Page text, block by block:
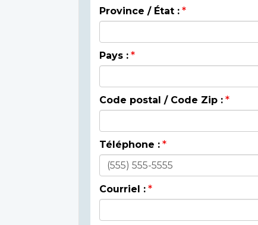
Province / État :
Pays :
Code postal / Code Zip :
Téléphone :
Courriel :